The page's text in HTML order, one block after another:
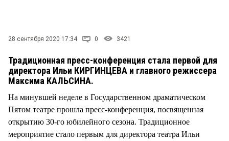
28 сентября 2020 17:34 0 3421
Традиционная пресс-конференция стала первой для
директора Ильи КИРГИНЦЕВА и главного режиссера
Максима КАЛЬСИНА.
На минувшей неделе в Государственном драматическом
Пятом театре прошла пресс-конференция, посвященная
открытию 30-го юбилейного сезона. Традиционное
мероприятие стало первым для директора театра Ильи